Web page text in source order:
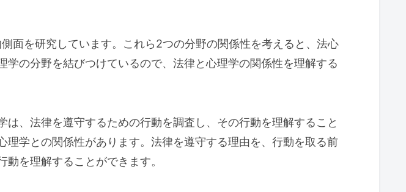
面を研究しています。これら2つの分野の関係性を考えると、法心
の分野を結びつけているので、法律と心理学の関係性を理解する
、法律を遵守するための行動を調査し、その行動を理解すること
学との関係性があります。法律を遵守する理由を、行動を取る前
を理解することができます。